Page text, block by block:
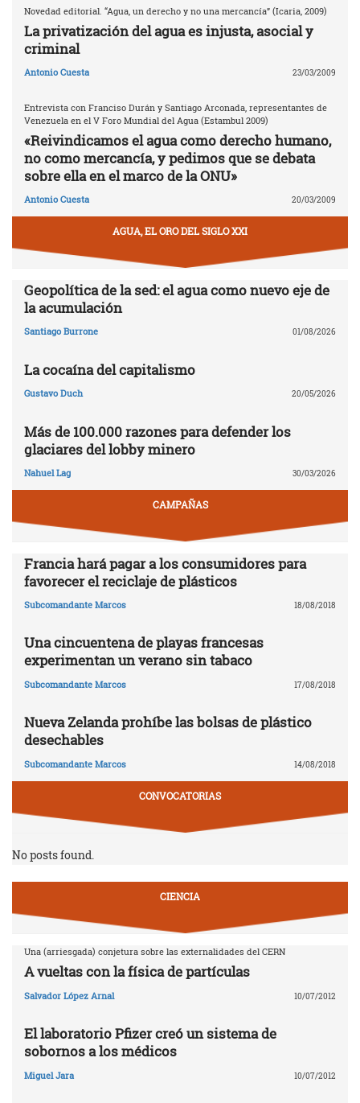
Novedad editorial. “Agua, un derecho y no una mercancía” (Icaria, 2009)
La privatización del agua es injusta, asocial y
criminal
Antonio Cuesta 23/03/2009
Entrevista con Franciso Durán y Santiago Arconada, representantes de
Venezuela en el V Foro Mundial del Agua (Estambul 2009)
«Reivindicamos el agua como derecho humano,
no como mercancía, y pedimos que se debata
sobre ella en el marco de la ONU»
Antonio Cuesta 20/03/2009
AGUA, EL ORO DEL SIGLO XXI
Geopolítica de la sed: el agua como nuevo eje de
la acumulación
Santiago Burrone 01/08/2026
La cocaína del capitalismo
Gustavo Duch 20/05/2026
Más de 100.000 razones para defender los
glaciares del lobby minero
Nahuel Lag 30/03/2026
CAMPAÑAS
Francia hará pagar a los consumidores para
favorecer el reciclaje de plásticos
Subcomandante Marcos 18/08/2018
Una cincuentena de playas francesas
experimentan un verano sin tabaco
Subcomandante Marcos 17/08/2018
Nueva Zelanda prohíbe las bolsas de plástico
desechables
Subcomandante Marcos 14/08/2018
CONVOCATORIAS
No posts found.
CIENCIA
Una (arriesgada) conjetura sobre las externalidades del CERN
A vueltas con la física de partículas
Salvador López Arnal 10/07/2012
El laboratorio Pfizer creó un sistema de
sobornos a los médicos
Miguel Jara 10/07/2012